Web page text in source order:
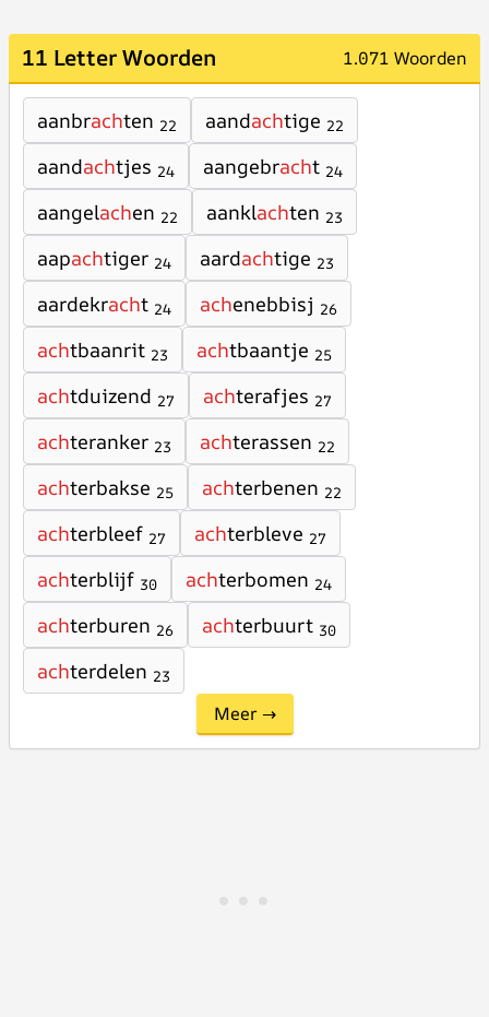
11 Letter Woorden 1.071 Woorden
aanbrachten 22 aandachtige 22
aandachtjes 24 aangebracht 24
aangelachen 22 aanklachten 23
aapachtiger 24 aardachtige 23
aardekracht 24 achenebbisj 26
achtbaanrit 23 achtbaantje 25
achtduizend 27 achterafjes 27
achteranker 23 achterassen 22
achterbakse 25 achterbenen 22
achterbleef 27 achterbleve 27
achterblijf 30 achterbomen 24
achterburen 26 achterbuurt 30
achterdelen 23
Meer →